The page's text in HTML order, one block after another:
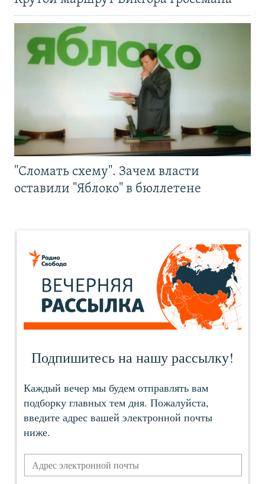
"Сломать схему". Зачем власти
оставили "Яблоко" в бюллетене